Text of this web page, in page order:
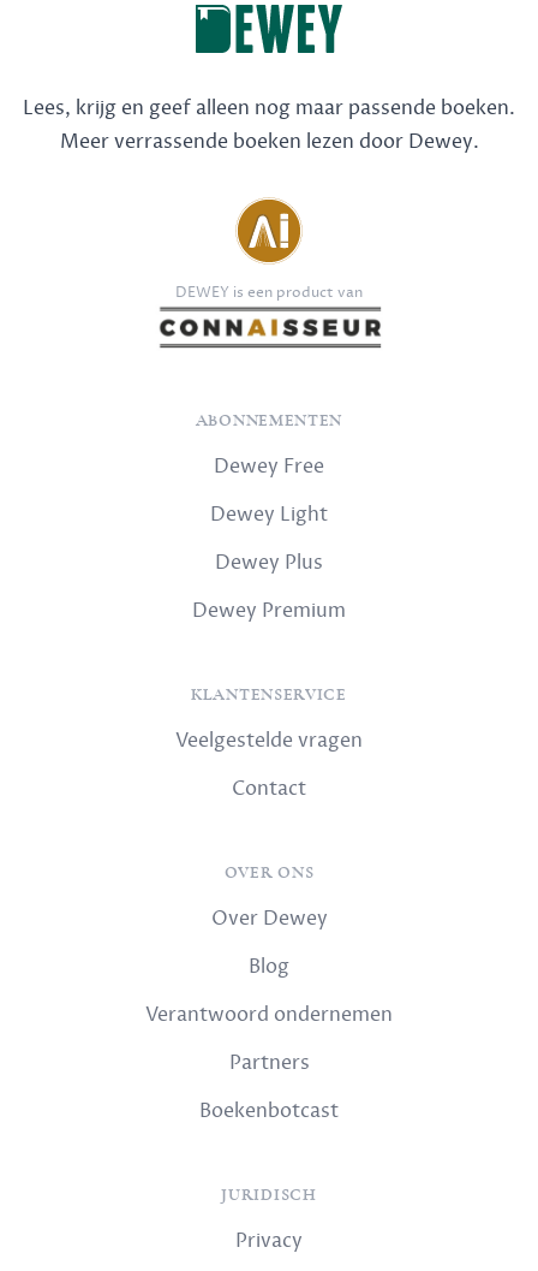
Lees, krijg en geef alleen nog maar passende boeken.
Meer verrassende boeken lezen door Dewey.
DEWEY is een product van
ABONNEMENTEN
Dewey Free
Dewey Light
Dewey Plus
Dewey Premium
KLANTENSERVICE
Veelgestelde vragen
Contact
OVER ONS
Over Dewey
Blog
Verantwoord ondernemen
Partners
Boekenbotcast
JURIDISCH
Privacy